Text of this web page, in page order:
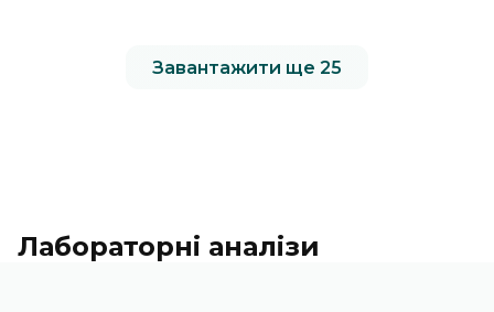
Завантажити ще 25
Лабораторні аналізи